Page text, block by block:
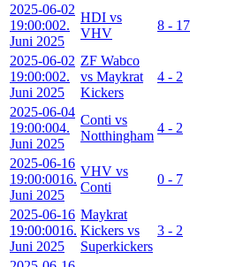
2025-06-02
19:00:002.
Juni 2025
HDI vs
VHV
8 - 17
2025-06-02
19:00:002.
Juni 2025
ZF Wabco
vs Maykrat
Kickers
4 - 2
2025-06-04
19:00:004.
Juni 2025
Conti vs
Notthingham
4 - 2
2025-06-16
19:00:0016.
Juni 2025
VHV vs
Conti
0 - 7
2025-06-16
19:00:0016.
Juni 2025
Maykrat
Kickers vs
Superkickers
3 - 2